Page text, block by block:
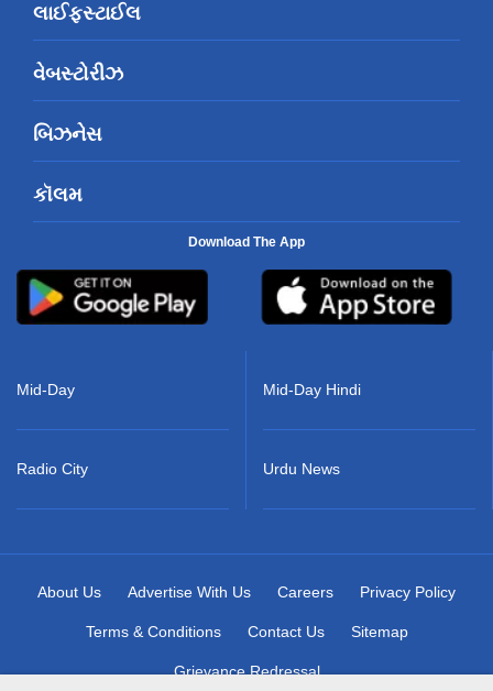
લાઈફસ્ટાઈલ
વેબસ્ટોરીઝ
બિઝનેસ
કૉલમ
Download The App
Mid-Day
Radio City
Mid-Day Hindi
Urdu News
About Us Advertise With Us Careers Privacy Policy
Terms & Conditions Contact Us Sitemap
Grievance Redressal